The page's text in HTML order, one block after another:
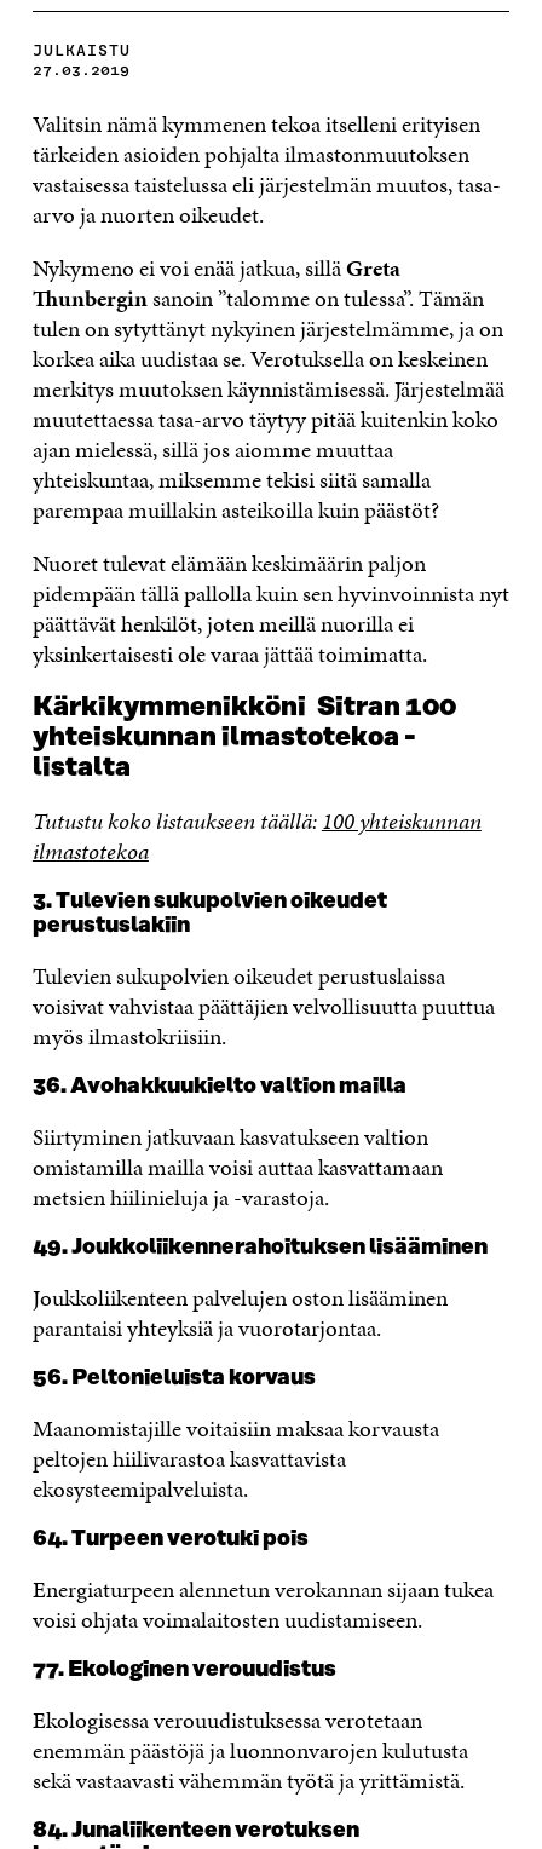
JULKAISTU
27.03.2019
Valitsin nämä kymmenen tekoa itselleni erityisen
tärkeiden asioiden pohjalta ilmastonmuutoksen
vastaisessa taistelussa eli järjestelmän muutos, tasa-
arvo ja nuorten oikeudet.
Nykymeno ei voi enää jatkua, silläGreta
Thunberginsanoin ”talomme on tulessa”. Tämän
tulen on sytyttänyt nykyinen järjestelmämme, ja on
korkea aika uudistaa se. Verotuksella on keskeinen
merkitys muutoksen käynnistämisessä. Järjestelmää
muutettaessa tasa-arvo täytyy pitää kuitenkin koko
ajan mielessä, sillä jos aiomme muuttaa
yhteiskuntaa, miksemme tekisi siitä samalla
parempaa muillakin asteikoilla kuin päästöt?
Nuoret tulevat elämään keskimäärin paljon
pidempään tällä pallolla kuin sen hyvinvoinnista nyt
päättävät henkilöt, joten meillä nuorilla ei
yksinkertaisesti ole varaa jättää toimimatta.
Kärkikymmenikköni Sitran 100
yhteiskunnan ilmastotekoa -
listalta
Tutustu koko listaukseen täällä:100 yhteiskunnan
ilmastotekoa
3. Tulevien sukupolvien oikeudet
perustuslakiin
Tulevien sukupolvien oikeudet perustuslaissa
voisivat vahvistaa päättäjien velvollisuutta puuttua
myös ilmastokriisiin.
36. Avohakkuukielto valtion mailla
Siirtyminen jatkuvaan kasvatukseen valtion
omistamilla mailla voisi auttaa kasvattamaan
metsien hiilinieluja ja -varastoja.
49. Joukkoliikennerahoituksen lisääminen
Joukkoliikenteen palvelujen oston lisääminen
parantaisi yhteyksiä ja vuorotarjontaa.
56. Peltonieluista korvaus
Maanomistajille voitaisiin maksaa korvausta
peltojen hiilivarastoa kasvattavista
ekosysteemipalveluista.
64. Turpeen verotuki pois
Energiaturpeen alennetun verokannan sijaan tukea
voisi ohjata voimalaitosten uudistamiseen.
77. Ekologinen verouudistus
Ekologisessa verouudistuksessa verotetaan
enemmän päästöjä ja luonnonvarojen kulutusta
sekä vastaavasti vähemmän työtä ja yrittämistä.
84. Junaliikenteen verotuksen